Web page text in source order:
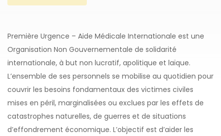
Première Urgence – Aide Médicale Internationale est une
Organisation Non Gouvernementale de solidarité
internationale, à but non lucratif, apolitique et laïque.
L’ensemble de ses personnels se mobilise au quotidien pour
couvrir les besoins fondamentaux des victimes civiles
mises en péril, marginalisées ou exclues par les effets de
catastrophes naturelles, de guerres et de situations
d’effondrement économique. L’objectif est d’aider les